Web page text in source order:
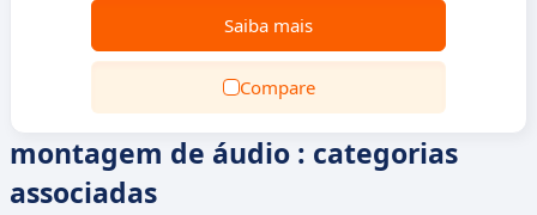
Saiba mais
Compare
montagem de áudio : categorias
associadas